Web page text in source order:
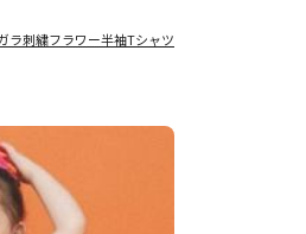
ラ刺繍フラワー半袖Tシャツ